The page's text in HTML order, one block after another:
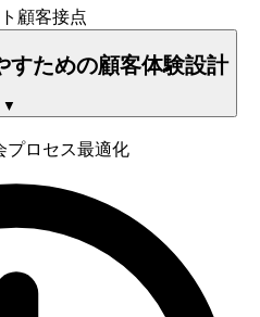
顧客接点
すための顧客体験設計
▼
プロセス最適化